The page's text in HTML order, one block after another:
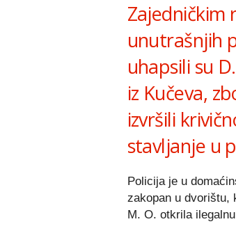
Zajedničkim
unutrašnjih
uhapsili su
iz Kučeva,
izvršili
stavljanje u
Policija je u
zakopan u dvorištu,
M. O. otkrila